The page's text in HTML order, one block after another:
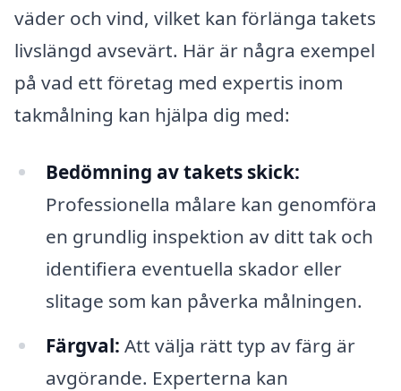
väder och vind, vilket kan förlänga takets
livslängd avsevärt. Här är några exempel
på vad ett företag med expertis inom
takmålning kan hjälpa dig med:
Bedömning av takets skick:
Professionella målare kan genomföra
en grundlig inspektion av ditt tak och
identifiera eventuella skador eller
slitage som kan påverka målningen.
Färgval: Att välja rätt typ av färg är
avgörande. Experterna kan